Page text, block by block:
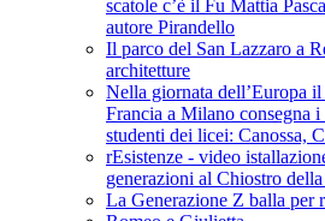
scatole c’è il Fu Mattia
autore Pirandello
Il parco del San Lazzaro a
architetture
Nella giornata dell’Europa
Francia a Milano consegna
studenti dei licei: Canossa,
rEsistenze - video
generazioni al Chiostro
La Generazione Z balla per